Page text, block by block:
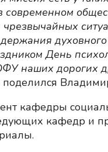
День
наших дорогих
кафедры
кафедр и